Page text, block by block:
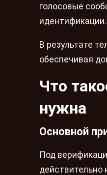
голосовые
идентификации.
В результате
обеспечивая
Что
нужна
Основной
Под
действительно